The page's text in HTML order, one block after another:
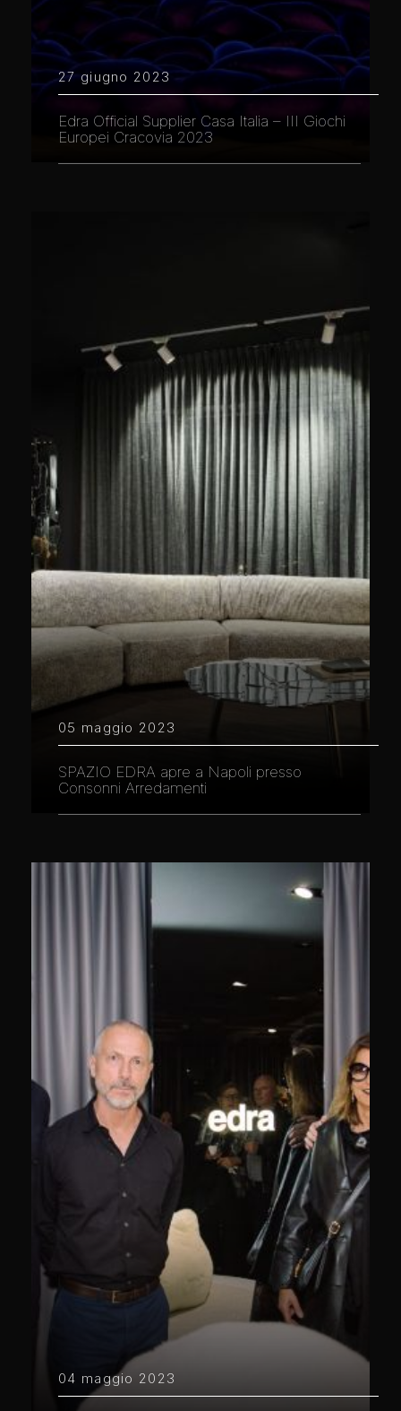
27 giugno 2023
Edra Official Supplier Casa Italia – III Giochi
Europei Cracovia 2023
05 maggio 2023
SPAZIO EDRA apre a Napoli presso
Consonni Arredamenti
04 maggio 2023